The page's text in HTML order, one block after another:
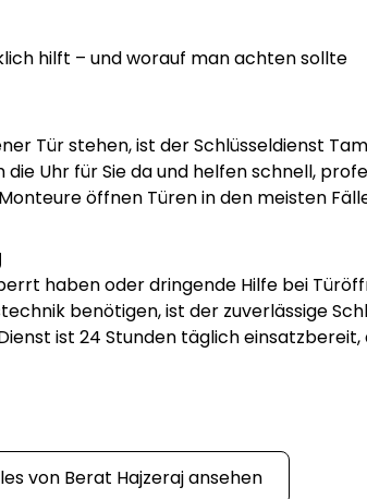
hilft – und worauf man achten sollte
Tür stehen, ist der Schlüsseldienst
Uhr für Sie da und helfen schnell,
öffnen Türen in den meisten
Haustür, Auto oder Tresor.
haben oder dringende Hilfe bei
benötigen, ist der zuverlässige
ist 24 Stunden täglich einsatzbereit,
ab 39 € werden Türöffnungen
von Berat Hajzerajansehen